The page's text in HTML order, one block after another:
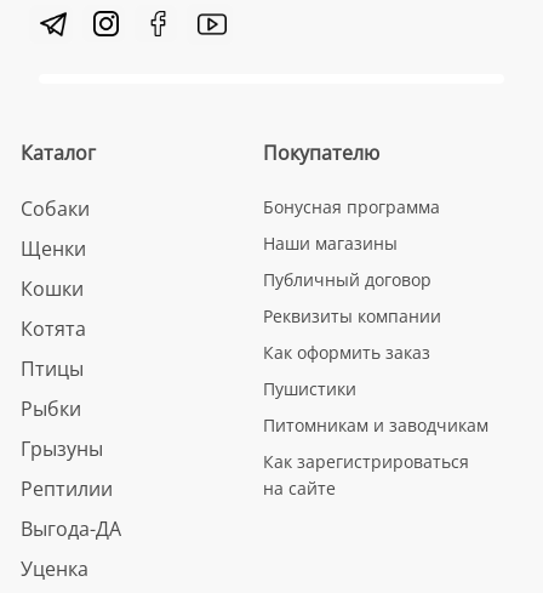
Каталог
Собаки
Щенки
Кошки
Котята
Птицы
Рыбки
Грызуны
Рептилии
Выгода-ДА
Уценка
Покупателю
Бонусная программа
Наши магазины
Публичный договор
Реквизиты компании
Как оформить заказ
Пушистики
Питомникам и заводчикам
Как зарегистрироваться
на сайте